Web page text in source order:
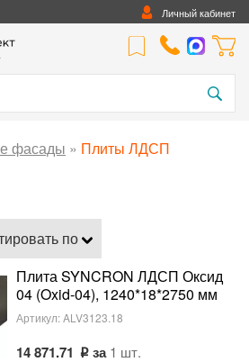
Личный кабинет
фасады » Плиты ЛДСП
по
Плита SYNCRON ЛДСП Оксид
04 (Oxid-04), 1240*18*2750 мм
Артикул:ALV3123.18
14 871.71 за1 шт.